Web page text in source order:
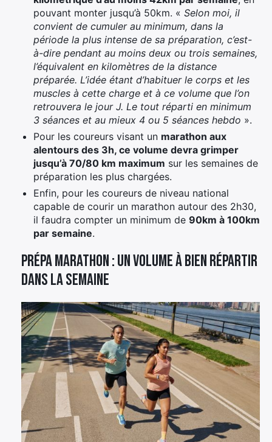
pouvant monter jusqu’à 50km. « Selon moi, il
convient de cumuler au minimum, dans la
période la plus intense de sa préparation, c’est-
à-dire pendant au moins deux ou trois semaines,
l’équivalent en kilomètres de la distance
préparée. L’idée étant d’habituer le corps et les
muscles à cette charge et à ce volume que l’on
retrouvera le jour J. Le tout réparti en minimum
3 séances et au mieux 4 ou 5 séances hebdo ».
Pour les coureurs visant un marathon aux
alentours des 3h, ce volume devra grimper
jusqu’à 70/80 km maximum sur les semaines de
préparation les plus chargées.
Enfin, pour les coureurs de niveau national
capable de courir un marathon autour des 2h30,
il faudra compter un minimum de 90km à 100km
par semaine.
Prépa marathon : un volume à bien répartir
dans la semaine